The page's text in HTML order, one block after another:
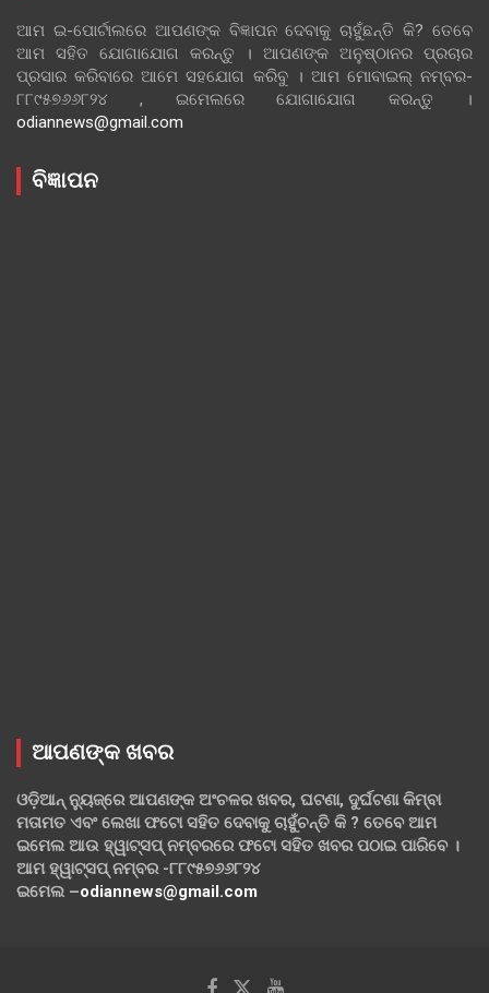
ଆମ ଇ-ପୋର୍ଟାଲରେ ଆପଣଙ୍କ ବିଜ୍ଞାପନ ଦେବାକୁ ଚାହୁଁଛନ୍ତି କି? ତେବେ
ଆମ ସହିତ ଯୋଗାଯୋଗ କରନ୍ତୁ । ଆପଣଙ୍କ ଅନୁଷ୍ଠାନର ପ୍ରଚାର
ପ୍ରସାର କରିବାରେ ଆମେ ସହଯୋଗ କରିବୁ । ଆମ ମୋବାଇଲ୍ ନମ୍ବର-
୮୮୯୫୭୬୬୮୨୪ , ଇମେଲରେ ଯୋଗାଯୋଗ କରନ୍ତୁ ।
odiannews@gmail.com
ବିଜ୍ଞାପନ
ଆପଣଙ୍କ ଖବର
ଓଡ଼ିଆନ୍ ନ୍ୟୁଜ୍‌ରେ ଆପଣଙ୍କ ଅଂଚଳର ଖବର, ଘଟଣା, ଦୁର୍ଘଟଣା କିମ୍ବା
ମତାମତ ଏବଂ ଲେଖା ଫଟୋ ସହିତ ଦେବାକୁ ଚାହୁଁଚନ୍ତି କି ? ତେବେ ଆମ
ଇମେଲ ଆଉ ହ୍ୱାଟ୍‌ସପ୍ ନମ୍ବରରେ ଫଟୋ ସହିତ ଖବର ପଠାଇ ପାରିବେ ।
ଆମ ହ୍ୱାଟ୍‌ସପ୍ ନମ୍ବର -୮୮୯୫୭୬୬୮୨୪
ଇମେଲ –odiannews@gmail.com